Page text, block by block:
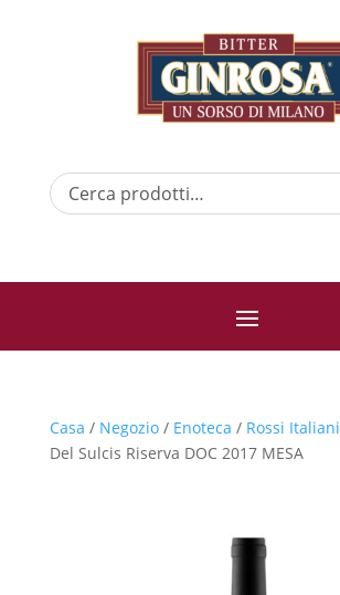
Casa / Negozio/ Enoteca / Rossi Italiani
Del Sulcis Riserva DOC 2017 MESA